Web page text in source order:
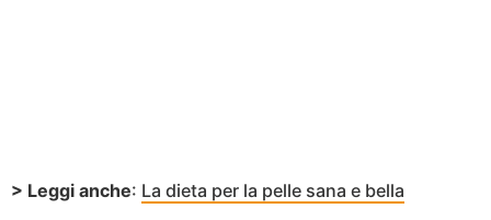
> Leggi anche: La dieta per la pelle sana e bella